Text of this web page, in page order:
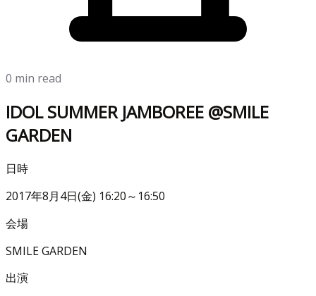
0 min read
IDOL SUMMER JAMBOREE @SMILE
GARDEN
日時
2017年8月4日(金) 16:20～16:50
会場
SMILE GARDEN
出演